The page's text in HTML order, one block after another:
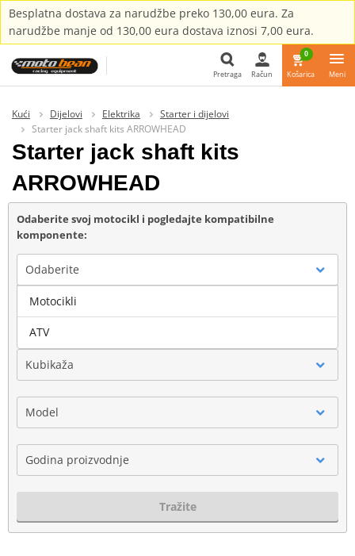
Besplatna dostava za narudžbe preko 130,00 eura. Za
narudžbe manje od 130,00 eura dostava iznosi 7,00 eura.
Pretraga Račun
0
Košarica Meni
Kući Dijelovi Elektrika
Starter i dijelovi
Starter jack shaft kits ARROWHEAD
Starter jack shaft kits
ARROWHEAD
Odaberite svoj motocikl i pogledajte kompatibilne
komponente:
Odaberite
Marka
Kubikaža
Model
Godina proizvodnje
Tražite
Motocikli
ATV